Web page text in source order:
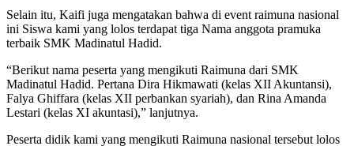
Selain itu, Kaifi juga mengatakan bahwa di event raimuna nasional
ini Siswa kami yang lolos terdapat tiga Nama anggota pramuka
terbaik SMK Madinatul Hadid.
“Berikut nama peserta yang mengikuti Raimuna dari SMK
Madinatul Hadid. Pertana Dira Hikmawati (kelas XII Akuntansi),
Falya Ghiffara (kelas XII perbankan syariah), dan Rina Amanda
Lestari (kelas XI akuntasi),” lanjutnya.
Peserta didik kami yang mengikuti Raimuna nasional tersebut lolos